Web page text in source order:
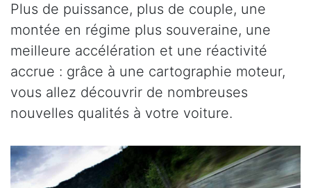
Plus de puissance, plus de couple, une
montée en régime plus souveraine, une
meilleure accélération et une réactivité
accrue : grâce à une cartographie moteur,
vous allez découvrir de nombreuses
nouvelles qualités à votre voiture.